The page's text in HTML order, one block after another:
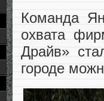
Команда
охвата
Драйв»
городе